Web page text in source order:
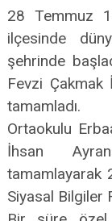
28 Temmuz
ilçesinde
şehrinde
Fevzi Çakmak
tamamladı.
Ortaokulu
İhsan
tamamlayarak
Siyasal Bilgiler